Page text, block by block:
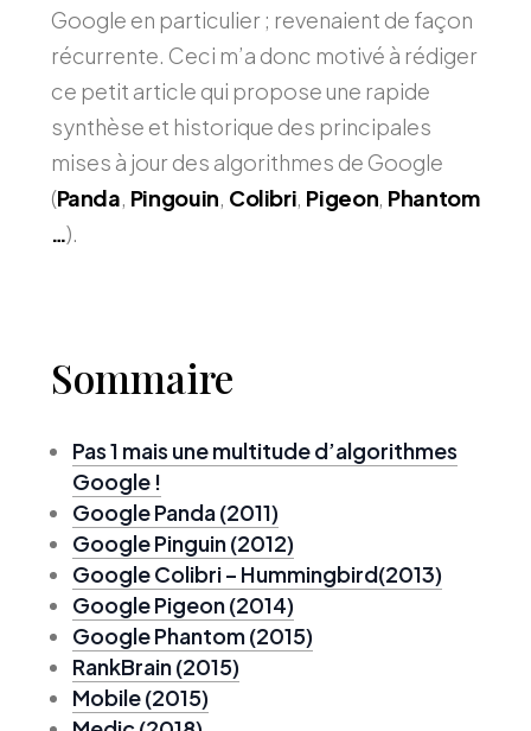
Google en particulier ; revenaient de façon
récurrente. Ceci m’a donc motivé à rédiger
ce petit article qui propose une rapide
synthèse et historique des principales
mises à jour des algorithmes de Google
(Panda, Pingouin, Colibri, Pigeon, Phantom
…).
Sommaire
Pas 1 mais une multitude d’algorithmes
Google !
Google Panda (2011)
Google Pinguin (2012)
Google Colibri – Hummingbird(2013)
Google Pigeon (2014)
Google Phantom (2015)
RankBrain (2015)
Mobile (2015)